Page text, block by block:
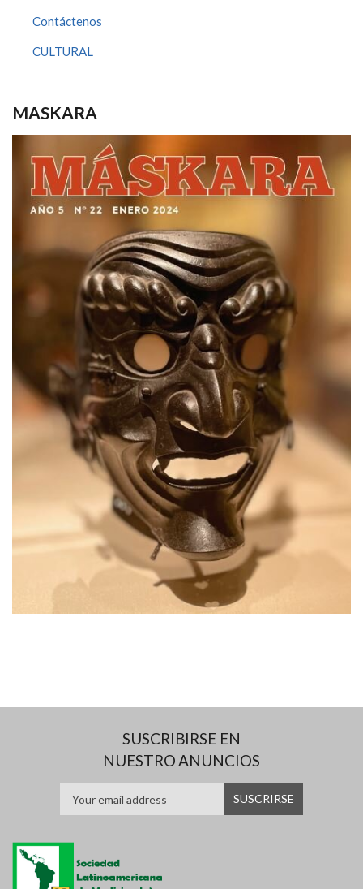
Contáctenos
CULTURAL
MASKARA
SUSCRIBIRSE EN
NUESTRO ANUNCIOS